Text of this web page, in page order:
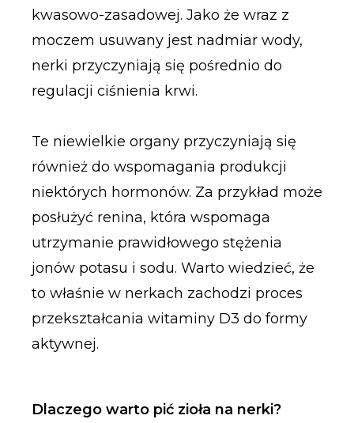
kwasowo-zasadowej. Jako że wraz z
moczem usuwany jest nadmiar wody,
nerki przyczyniają się pośrednio do
regulacji ciśnienia krwi.
Te niewielkie organy przyczyniają się
również do wspomagania produkcji
niektórych hormonów. Za przykład może
posłużyć renina, która wspomaga
utrzymanie prawidłowego stężenia
jonów potasu i sodu. Warto wiedzieć, że
to właśnie w nerkach zachodzi proces
przekształcania witaminy D3 do formy
aktywnej.
Dlaczego warto pić zioła na nerki?